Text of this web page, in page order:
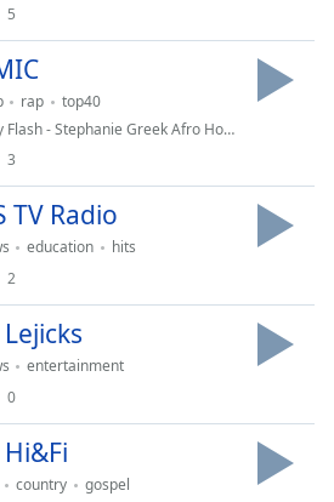
5
rap
top40
- Stephanie Greek Afro House
3
TV Radio
education
hits
2
entertainment
0
country
gospel